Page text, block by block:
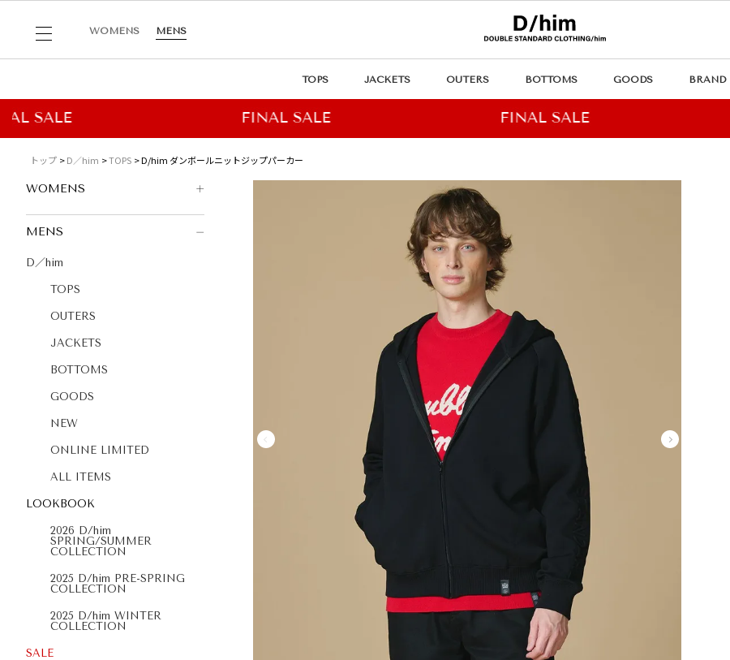
WOMENS MENS
TOPS JACKETS OUTERS BOTTOMS GOODS BRAND
トップ D／him TOPS D/him ダンボールニットジップパーカー
WOMENS
MENS
D／him
TOPS
OUTERS
JACKETS
BOTTOMS
GOODS
NEW
ONLINE LIMITED
ALL ITEMS
LOOKBOOK
2026 D/him
SPRING/SUMMER
COLLECTION
2025 D/him PRE-SPRING
COLLECTION
2025 D/him WINTER
COLLECTION
SALE